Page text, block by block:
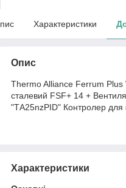
Характеристики
Опис
Thermo Alliance Ferrum Plus
сталевий FSF+ 14 +
"ТА25nzPID" Контролер для
Характеристики